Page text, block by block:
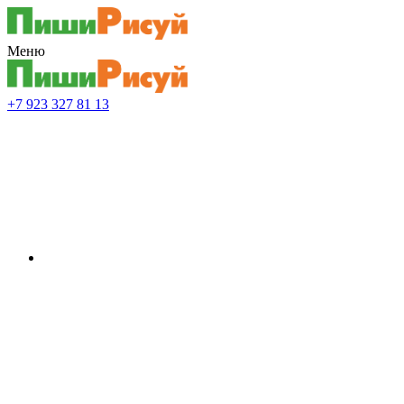
Меню
+7 923 327 81 13